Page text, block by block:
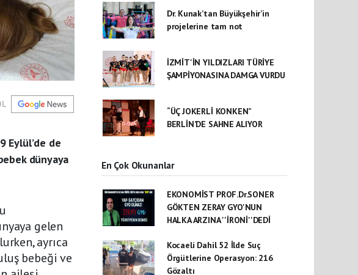
Eylül’de de
dünyaya
gelen
ayrıca
bebeği ve
Dr. Kunak’tan Büyükşehir’in
projelerine tam not
İZMİT'İN YILDIZLARI TÜRİYE
ŞAMPİYONASINA DAMGA VURDU
“ÜÇ JOKERLİ KONKEN”
BERLİN’DE SAHNE ALIYOR
En Çok Okunanlar
EKONOMİST PROF.Dr.SONER
GÖKTEN ZERAY GYO'NUN
HALKA ARZINA ''İRONİ''DEDİ
Kocaeli Dahil 52 İlde Suç
Örgütlerine Operasyon: 216
Gözaltı